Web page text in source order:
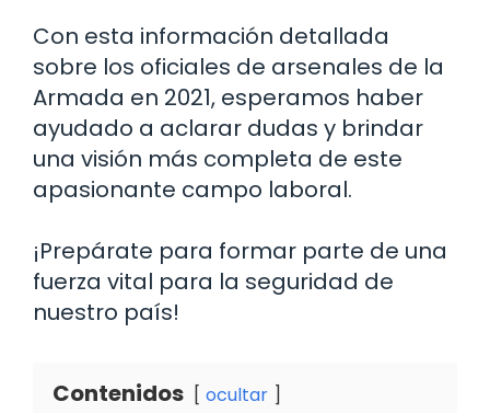
Con esta información detallada
sobre los oficiales de arsenales de la
Armada en 2021, esperamos haber
ayudado a aclarar dudas y brindar
una visión más completa de este
apasionante campo laboral.
¡Prepárate para formar parte de una
fuerza vital para la seguridad de
nuestro país!
Contenidos ocultar